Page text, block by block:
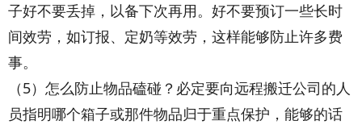
子好不要丢掉，以备下次再用。好不要预订一些长时
间效劳，如订报、定奶等效劳，这样能够防止许多费
事。
（5）怎么防止物品磕碰？必定要向远程搬迁公司的人
员指明哪个箱子或那件物品归于重点保护，能够的话